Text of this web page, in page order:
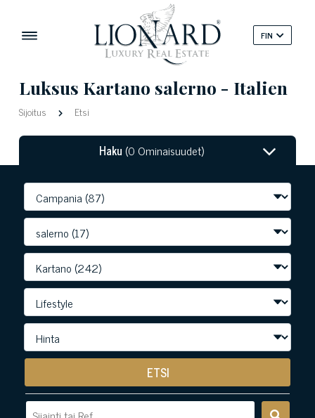
FIN
Luksus Kartano salerno - Italien
Sijoitus Etsi
Haku (0 Ominaisuudet)
ETSI